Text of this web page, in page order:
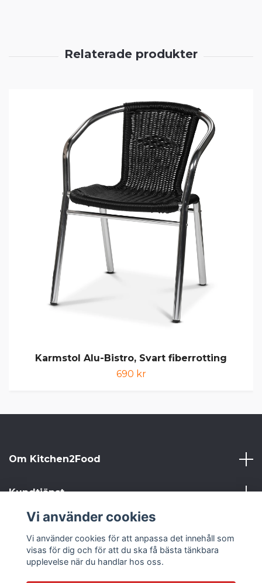
Karmstol Alu-Bistro, Svart fiberrotting
690 kr
Om Kitchen2Food
Kundtjänst
Sociala medier
Vi använder cookies
Vi använder cookies för att anpassa det innehåll som
visas för dig och för att du ska få bästa tänkbara
upplevelse när du handlar hos oss.